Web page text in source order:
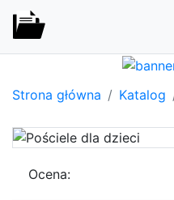
Strona główna Katalog
Ocena: